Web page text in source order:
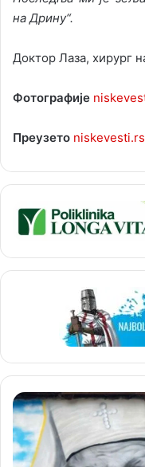
на Дрину“.
Доктор Лаза, хирург
Фотографије
Преузето niskevesti.rs